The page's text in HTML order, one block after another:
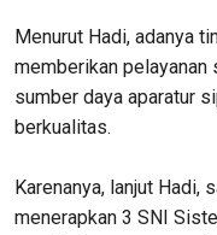
Menurut Hadi, adanya
memberikan pelayanan
sumber daya aparatur
berkualitas.
Karenanya, lanjut Hadi,
menerapkan 3 SNI